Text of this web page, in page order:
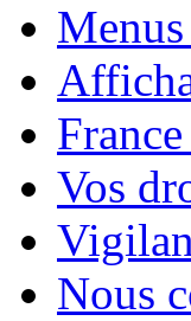
Vos
Nous